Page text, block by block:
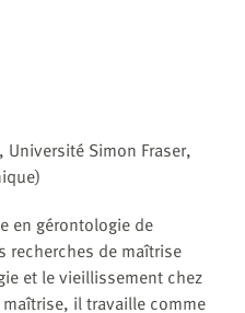
Université Simon Fraser,
en gérontologie de
recherches de maîtrise
et le vieillissement chez
il travaille comme